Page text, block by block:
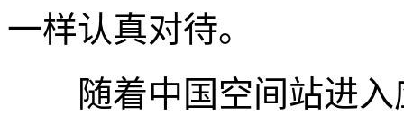
一样认真对待。
随着中国空间站进入